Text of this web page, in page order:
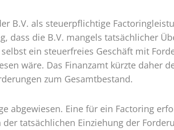
B.V. als steuerpflichtige
dass die B.V. mangels tatsächlicher
ein steuerfreies Geschäft mit
wäre. Das Finanzamt kürzte daher
zum Gesamtbestand.
abgewiesen. Eine für ein Factoring
tatsächlichen Einziehung der